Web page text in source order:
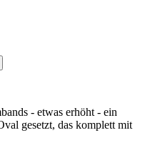
- etwas erhöht - ein
gesetzt, das komplett mit